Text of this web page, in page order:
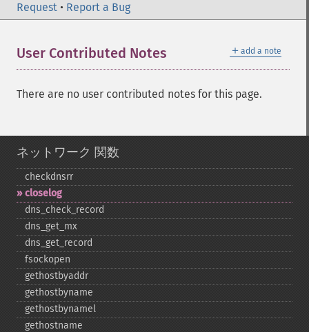
Request • Report a Bug
＋ add a note
User Contributed Notes
There are no user contributed notes for this page.
ネットワーク 関数
checkdnsrr
closelog
dns_​check_​record
dns_​get_​mx
dns_​get_​record
fsockopen
gethostbyaddr
gethostbyname
gethostbynamel
gethostname